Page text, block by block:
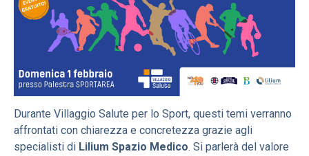
Durante Villaggio Salute per lo Sport, questi temi verranno
affrontati con chiarezza e concretezza grazie agli
specialisti di Lilium Spazio Medico. Si parlerà del valore